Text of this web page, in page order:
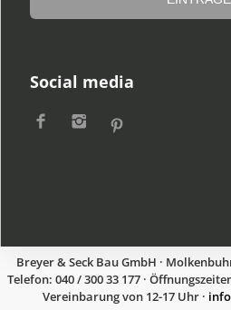
Social media
Breyer & Seck Bau GmbH ·
Telefon: 040 / 300 33 177 ·
Vereinbarung von 12-17 Uhr ·